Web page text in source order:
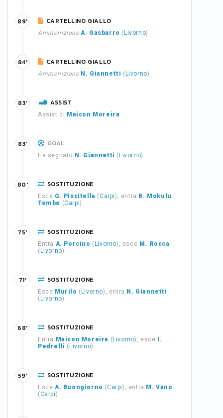
CARTELLINO GIALLO
Ammonizione A. Gasbarro ( Livorno)
89'
CARTELLINO GIALLO
Ammonizione N. Giannetti ( Livorno)
84'
ASSIST
Assist di Maicon Moreira
83'
GOAL
Ha segnato N. Giannetti ( Livorno)
83'
SOSTITUZIONE
Esce G. Piscitella (Carpi), entra B. Mokulu
Tembe (Carpi)
80'
SOSTITUZIONE
Entra A. Porcino ( Livorno), esce M. Rocca
( Livorno)
75'
SOSTITUZIONE
Esce Murilo ( Livorno), entra N. Giannetti
( Livorno)
71'
SOSTITUZIONE
Entra Maicon Moreira ( Livorno), esce
I.
Pedrelli ( Livorno)
68'
SOSTITUZIONE
Esce A. Buongiorno (Carpi), entra M. Vano
(Carpi)
59'